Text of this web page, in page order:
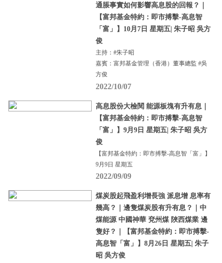
通脹事實如何影響高息股的回報？｜
【富邦基金特約：即市搏擊-高息智
「富」】10月7日 星期五| 朱子昭 吳方
俊
主持：#朱子昭
嘉賓：富邦基金管理（香港）董事總監 #吳
方俊
2022/10/07
高息股份大檢閱 能源板塊有升有息｜
【富邦基金特約：即市搏擊-高息智
「富」】9月9日 星期五| 朱子昭 吳方
俊
【富邦基金特約：即市搏擊-高息智「富」】
9月9日 星期五
2022/09/09
煤炭股起飛盈利增長強 派息增 息率有
幾高？｜邊隻煤炭股有升有息？｜中
煤能源 中國神華 兗州煤 陜西煤業 邊
隻好？｜【富邦基金特約：即市搏擊-
高息智「富」】8月26日 星期五| 朱子
昭 吳方俊